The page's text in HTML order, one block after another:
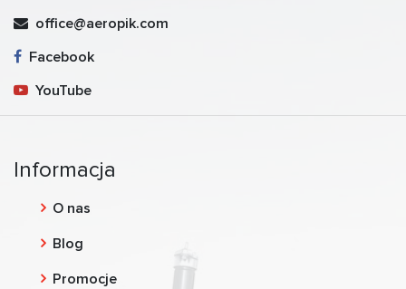
office@aeropik.com
Facebook
YouTube
Informacja
O nas
Blog
Promocje